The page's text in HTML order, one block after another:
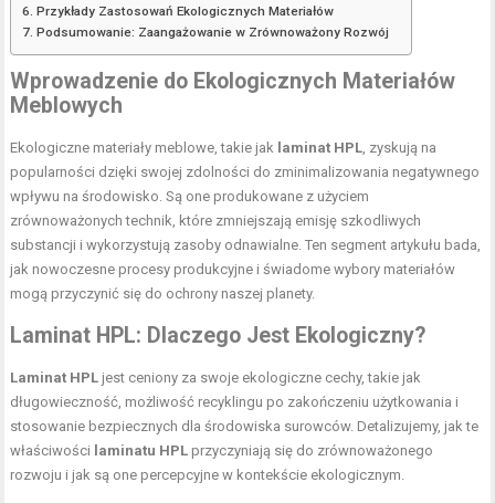
Przykłady Zastosowań Ekologicznych Materiałów
Podsumowanie: Zaangażowanie w Zrównoważony Rozwój
Wprowadzenie do Ekologicznych Materiałów
Meblowych
Ekologiczne materiały meblowe, takie jak laminat HPL, zyskują na
popularności dzięki swojej zdolności do zminimalizowania negatywnego
wpływu na środowisko. Są one produkowane z użyciem
zrównoważonych technik, które zmniejszają emisję szkodliwych
substancji i wykorzystują zasoby odnawialne. Ten segment artykułu bada,
jak nowoczesne procesy produkcyjne i świadome wybory materiałów
mogą przyczynić się do ochrony naszej planety.
Laminat HPL: Dlaczego Jest Ekologiczny?
Laminat HPL jest ceniony za swoje ekologiczne cechy, takie jak
długowieczność, możliwość recyklingu po zakończeniu użytkowania i
stosowanie bezpiecznych dla środowiska surowców. Detalizujemy, jak te
właściwości laminatu HPL przyczyniają się do zrównoważonego
rozwoju i jak są one percepcyjne w kontekście ekologicznym.